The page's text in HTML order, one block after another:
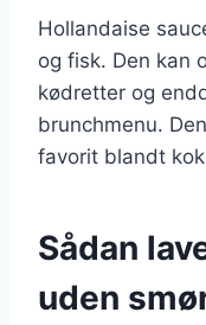
Hollandaise
og fisk. Den kan
kødretter og
brunchmenu.
favorit blandt
Sådan
uden